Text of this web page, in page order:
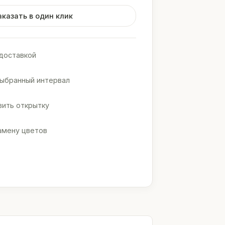
в один клик
интервал
открытку
цветов